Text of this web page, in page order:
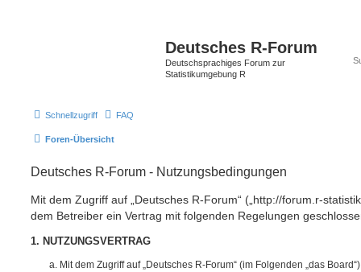
Deutsches R-Forum
Deutschsprachiges Forum zur
Statistikumgebung R
Schnellzugriff FAQ
Foren-Übersicht
Deutsches R-Forum - Nutzungsbedingungen
Mit dem Zugriff auf „Deutsches R-Forum“ („http://forum.r-
dem Betreiber ein Vertrag mit folgenden Regelungen
1. NUTZUNGSVERTRAG
Mit dem Zugriff auf „Deutsches R-Forum“ (im Folgenden „das